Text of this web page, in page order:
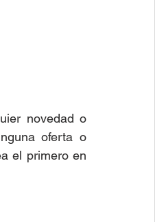
novedad o
oferta o
el primero en